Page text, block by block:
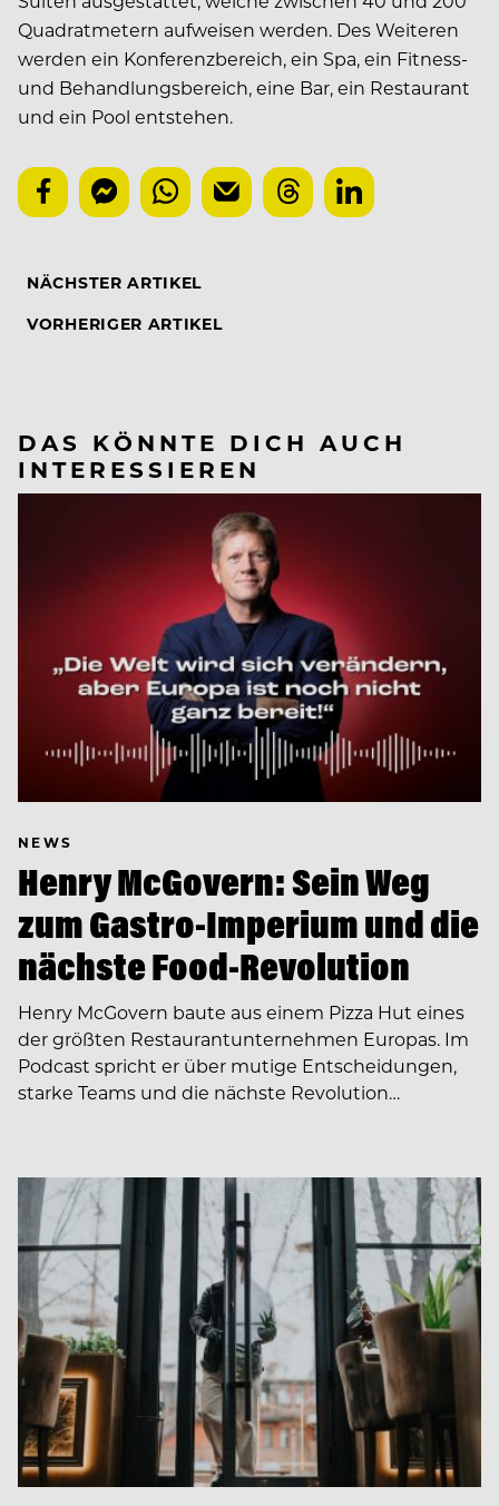
Quadratmetern aufweisen werden. Des Weiteren
werden ein Konferenzbereich, ein Spa, ein Fitness-
und Behandlungsbereich, eine Bar, ein Restaurant
und ein Pool entstehen.
NÄCHSTER ARTIKEL
VORHERIGER ARTIKEL
DAS KÖNNTE DICH AUCH
INTERESSIEREN
NEWS
Henry McGovern: Sein Weg
zum Gastro-Imperium und die
nächste Food-Revolution
Henry McGovern baute aus einem Pizza Hut eines
der größten Restaurantunternehmen Europas. Im
Podcast spricht er über mutige Entscheidungen,
starke Teams und die nächste Revolution…